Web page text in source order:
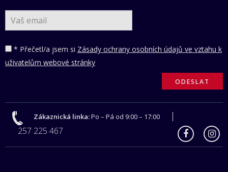
* Přečetl/a jsem si Zásady ochrany osobních údajů ve vztahu k
uživatelům webové stránky
Zákaznická linka:Po – Pá od 9:00 – 17:00
257 225 467